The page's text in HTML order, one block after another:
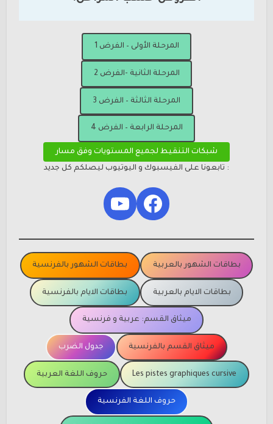
المرحلة الأولى – الفرض 1
المرحلة الثانية -الفرض 2
المرحلة الثالثة – الفرض 3
المرحلة الرابعة – الفرض 4
شبكات التنقيط لجميع المستويات وفق مسار
: تابعونا على الفيسبوك و اليوتيوب ليصلكم كل جديد
Facebook
YouTube
بطاقات الشهور بالعربية بطاقات الشهور بالفرنسية
بطاقات الايام بالعربية بطاقات الايام بالفرنسية
ميثاق القسم: عربية و فرنسية
ميثاق القسم بالفرنسية جدول الضرب
Les pistes graphiques cursive حروف اللغة العربية
حروف اللغة الفرنسية
بطاقات تعليمية رياضيات و فرنسية